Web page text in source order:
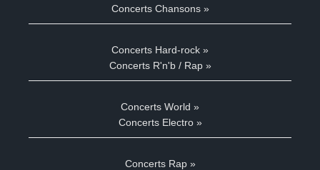
Concerts Chansons »
Concerts Hard-rock »
Concerts R'n'b / Rap »
Concerts World »
Concerts Electro »
Concerts Rap »